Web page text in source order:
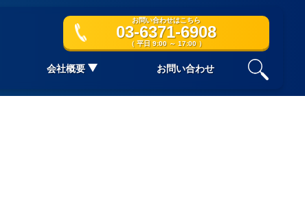
お問い合わせはこちら
03-6371-6908
（ 平日 9:00 ～ 17:00 ）
会社概要 お問い合わせ